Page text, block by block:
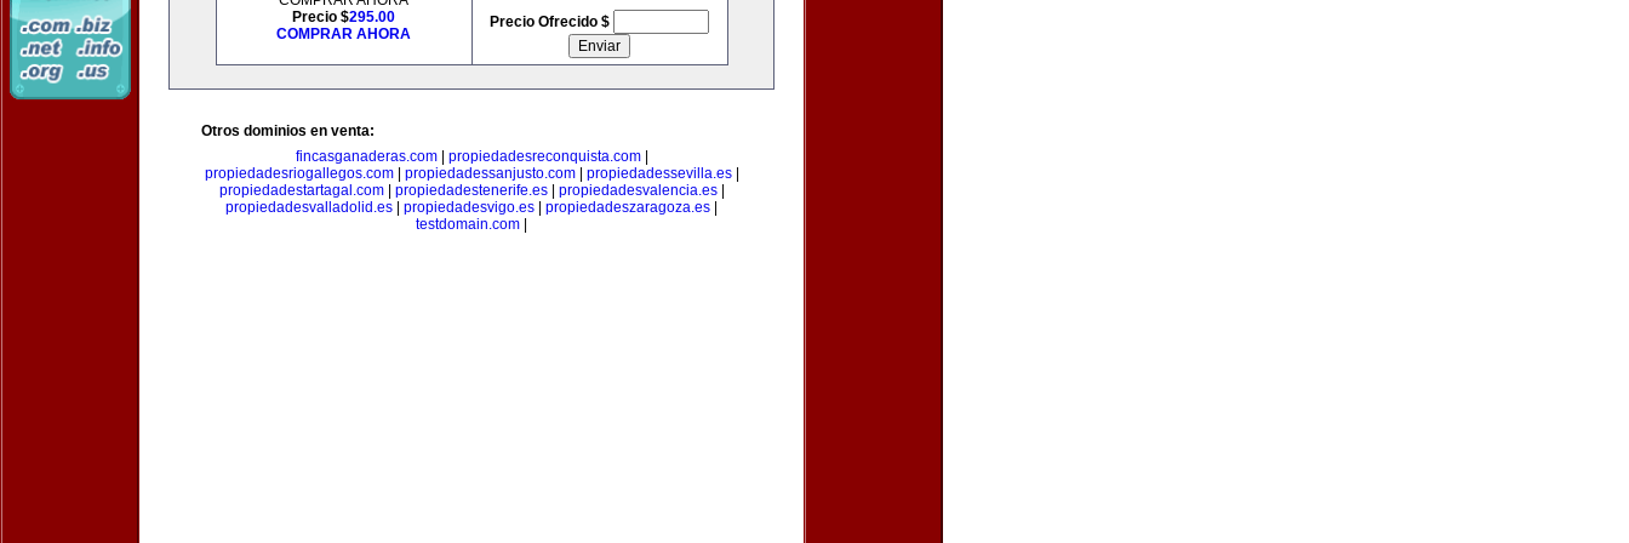
Precio $295.00
COMPRAR AHORA
Precio Ofrecido $
Otros dominios en venta:
fincasganaderas.com| propiedadesreconquista.com|
propiedadesriogallegos.com| propiedadessanjusto.com| propiedadessevilla.es|
propiedadestartagal.com| propiedadestenerife.es| propiedadesvalencia.es|
propiedadesvalladolid.es
propiedadesvigo.es propiedadeszaragoza.es
testdomain.com